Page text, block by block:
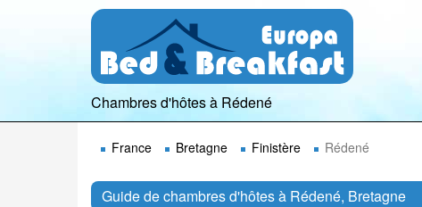
Chambres d'hôtes à Rédené
France Bretagne Finistère Rédené
Guide de chambres d'hôtes à Rédené, Bretagne